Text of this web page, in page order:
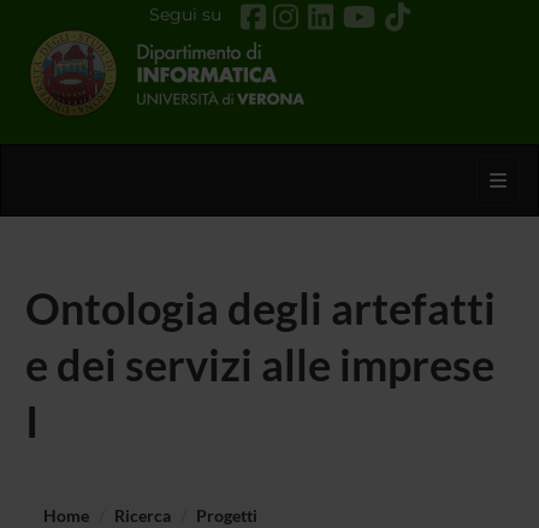
Segui su
Ontologia degli artefatti
e dei servizi alle imprese
I
Home Ricerca
Progetti